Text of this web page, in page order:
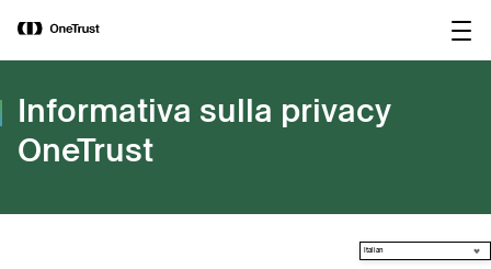
OneTrust nominata “Visionaria” nel
Magic Quadrant™ 2026 di Gartner®
per le piattaforme di governance
Informativa sulla privacy
OneTrust
Italian